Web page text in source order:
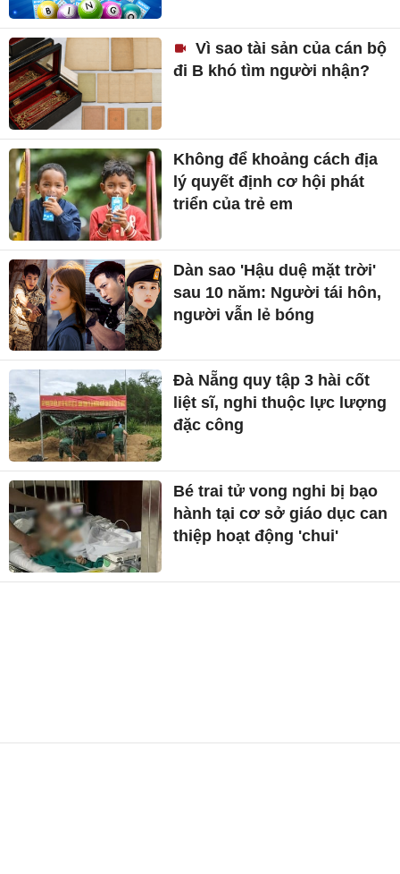
Vì sao tài sản của cán bộ
đi B khó tìm người nhận?
Không để khoảng cách địa
lý quyết định cơ hội phát
triển của trẻ em
Dàn sao 'Hậu duệ mặt trời'
sau 10 năm: Người tái hôn,
người vẫn lẻ bóng
Đà Nẵng quy tập 3 hài cốt
liệt sĩ, nghi thuộc lực lượng
đặc công
Bé trai tử vong nghi bị bạo
hành tại cơ sở giáo dục can
thiệp hoạt động 'chui'